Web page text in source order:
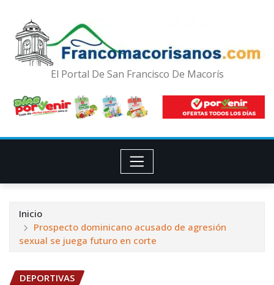
El Portal De San Francisco De Macorís
Inicio
Prospecto dominicano acusado de agresión
sexual se juega futuro en corte
DEPORTIVAS